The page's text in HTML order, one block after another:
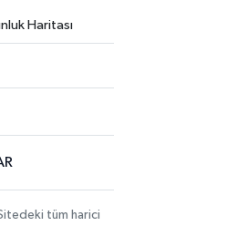
Haritası
tüm harici